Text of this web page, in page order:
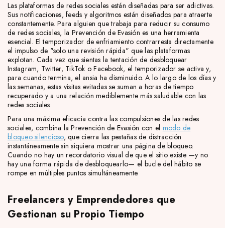
Las plataformas de redes sociales están diseñadas para ser adictivas.
Sus notificaciones, feeds y algoritmos están diseñados para atraerte
constantemente. Para alguien que trabaja para reducir su consumo
de redes sociales, la Prevención de Evasión es una herramienta
esencial. El temporizador de enfriamiento contrarresta directamente
el impulso de "solo una revisión rápida" que las plataformas
explotan. Cada vez que sientas la tentación de desbloquear
Instagram, Twitter, TikTok o Facebook, el temporizador se activa y,
para cuando termina, el ansia ha disminuido. A lo largo de los días y
las semanas, estas visitas evitadas se suman a horas de tiempo
recuperado y a una relación mediblemente más saludable con las
redes sociales.
Para una máxima eficacia contra las compulsiones de las redes
sociales, combina la Prevención de Evasión con el modo de
bloqueo silencioso, que cierra las pestañas de distracción
instantáneamente sin siquiera mostrar una página de bloqueo.
Cuando no hay un recordatorio visual de que el sitio existe —y no
hay una forma rápida de desbloquearlo— el bucle del hábito se
rompe en múltiples puntos simultáneamente.
Freelancers y Emprendedores que
Gestionan su Propio Tiempo